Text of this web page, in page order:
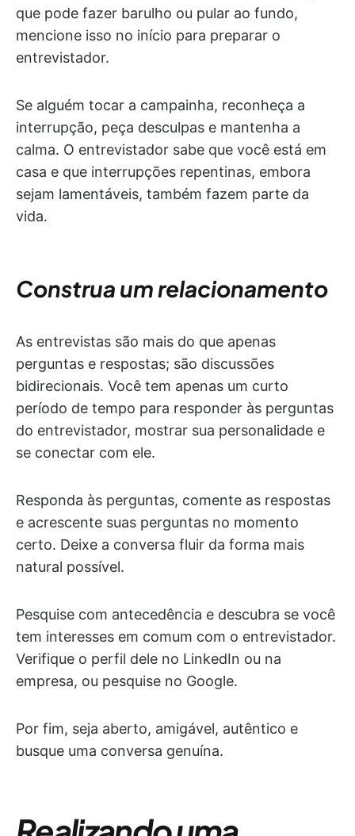
que pode fazer barulho ou pular ao fundo,
mencione isso no início para preparar o
entrevistador.
Se alguém tocar a campainha, reconheça a
interrupção, peça desculpas e mantenha a
calma. O entrevistador sabe que você está em
casa e que interrupções repentinas, embora
sejam lamentáveis, também fazem parte da
vida.
Construa um relacionamento
As entrevistas são mais do que apenas
perguntas e respostas; são discussões
bidirecionais. Você tem apenas um curto
período de tempo para responder às perguntas
do entrevistador, mostrar sua personalidade e
se conectar com ele.
Responda às perguntas, comente as respostas
e acrescente suas perguntas no momento
certo. Deixe a conversa fluir da forma mais
natural possível.
Pesquise com antecedência e descubra se você
tem interesses em comum com o entrevistador.
Verifique o perfil dele no LinkedIn ou na
empresa, ou pesquise no Google.
Por fim, seja aberto, amigável, autêntico e
busque uma conversa genuína.